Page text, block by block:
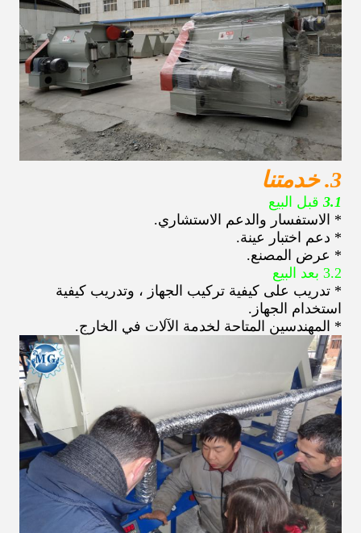
3. خدمتنا
3.1 قبل البيع
* الاستفسار والدعم الاستشاري.
* دعم اختبار عينة.
* عرض المصنع.
3.2 بعد البيع
* تدريب على كيفية تركيب الجهاز ، وتدريب كيفية
استخدام الجهاز.
* المهندسين المتاحة لخدمة الآلات في الخارج.